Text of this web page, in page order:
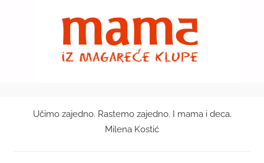
Mama
Učimo zajedno. Rastemo zajedno. I mama i deca.
Milena Kostić